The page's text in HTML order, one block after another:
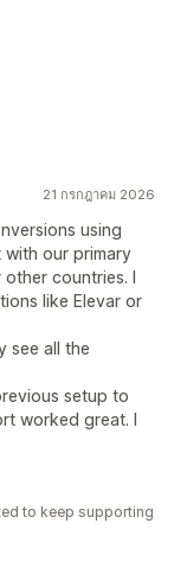
21 กรกฎาคม 2026
using
with our primary
countries. I
like Elevar or
see all the
setup to
worked great. I
to keep supporting